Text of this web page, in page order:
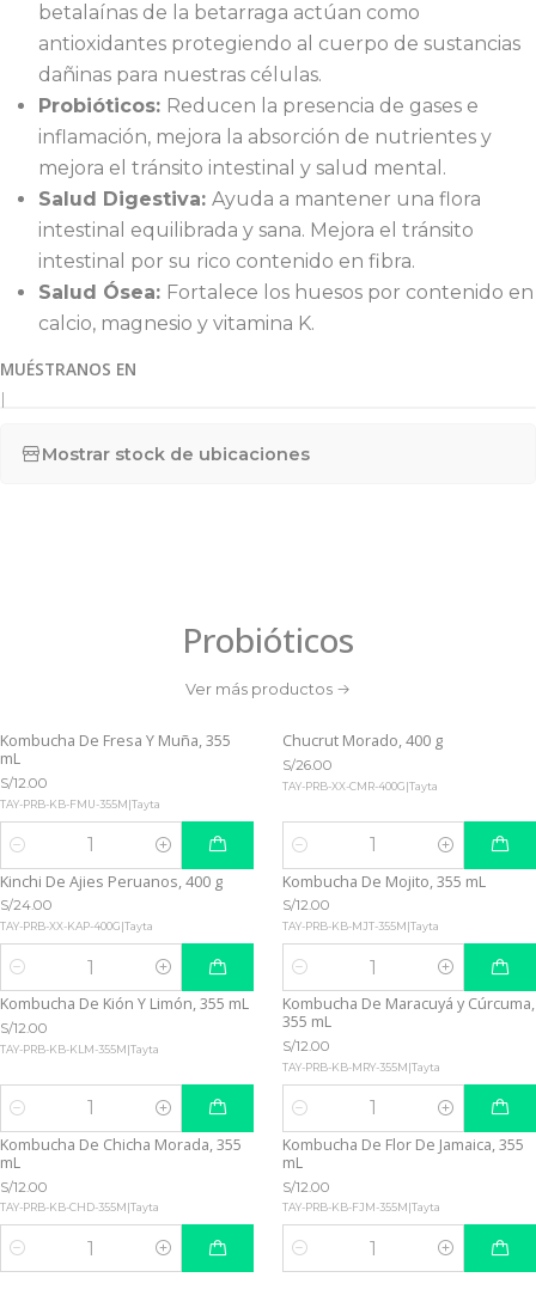
betalaínas de la betarraga actúan como
antioxidantes protegiendo al cuerpo de sustancias
dañinas para nuestras células.
Probióticos: Reducen la presencia de gases e
inflamación, mejora la absorción de nutrientes y
mejora el tránsito intestinal y salud mental.
Salud Digestiva: Ayuda a mantener una flora
intestinal equilibrada y sana. Mejora el tránsito
intestinal por su rico contenido en fibra.
Salud Ósea: Fortalece los huesos por contenido en
calcio, magnesio y vitamina K.
MUÉSTRANOS EN
|
Mostrar stock de ubicaciones
Probióticos
Ver más productos
Kombucha De Fresa Y Muña, 355
mL
S/12.00
TAY-PRB-KB-FMU-355M|Tayta
Cantidad
Chucrut Morado, 400 g
S/26.00
TAY-PRB-XX-CMR-400G|Tayta
Cantidad
Kinchi De Ajies Peruanos, 400 g
S/24.00
TAY-PRB-XX-KAP-400G|Tayta
Cantidad
Kombucha De Mojito, 355 mL
S/12.00
TAY-PRB-KB-MJT-355M|Tayta
Cantidad
Kombucha De Kión Y Limón, 355 mL
S/12.00
TAY-PRB-KB-KLM-355M|Tayta
Cantidad
Kombucha De Maracuyá y Cúrcuma,
355 mL
S/12.00
TAY-PRB-KB-MRY-355M|Tayta
Cantidad
Kombucha De Chicha Morada, 355
mL
S/12.00
TAY-PRB-KB-CHD-355M Tayta
Cantidad
Kombucha De Flor De Jamaica, 355
mL
S/12.00
TAY-PRB-KB-FJM-355M Tayta
Cantidad